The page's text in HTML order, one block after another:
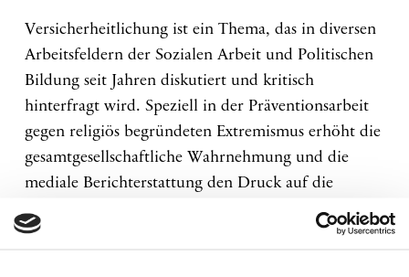
Versicherheitlichung ist ein Thema, das in diversen
Arbeitsfeldern der Sozialen Arbeit und Politischen
Bildung seit Jahren diskutiert und kritisch
hinterfragt wird. Speziell in der Präventionsarbeit
gegen religiös begründeten Extremismus erhöht die
gesamtgesellschaftliche Wahrnehmung und die
mediale Berichterstattung den Druck auf die
beteiligten Akteure aus Zivilgesellschaft,
Sicherheitsbehörden und Politik. Welche